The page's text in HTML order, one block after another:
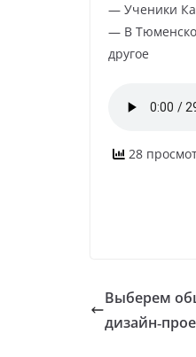
— Ученики
— В
другое
28
Выберем